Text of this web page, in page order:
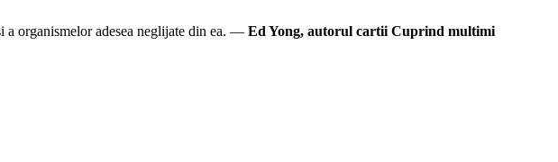
a organismelor adesea neglijate din ea. — Ed Yong, autorul cartii Cuprind multimi